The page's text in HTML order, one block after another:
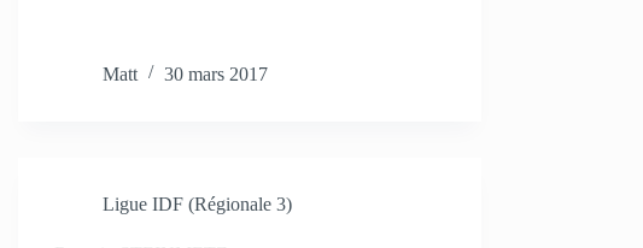
Matt 30 mars 2017
Ligue IDF (Régionale 3)